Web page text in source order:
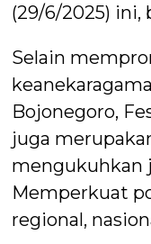
(29/6/2025) ini,
Selain
Bojonegoro,
juga
mengukuhkan
Memperkuat
regional,